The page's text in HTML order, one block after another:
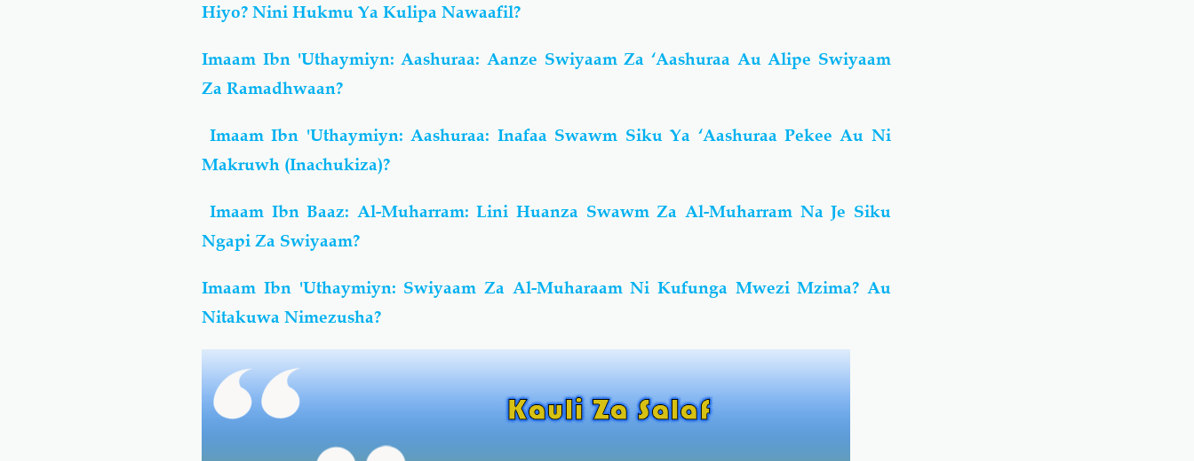
Hiyo? Nini Hukmu Ya Kulipa Nawaafil?
Imaam Ibn 'Uthaymiyn: Aashuraa: Aanze Swiyaam Za ‘Aashuraa Au Alipe Swiyaam
Za Ramadhwaan?
Imaam Ibn 'Uthaymiyn: Aashuraa: Inafaa Swawm Siku Ya ‘Aashuraa Pekee Au Ni
Makruwh (Inachukiza)?
Imaam Ibn Baaz: Al-Muharram: Lini Huanza Swawm Za Al-Muharram Na Je Siku
Ngapi Za Swiyaam?
Imaam Ibn 'Uthaymiyn: Swiyaam Za Al-Muharaam Ni Kufunga Mwezi Mzima? Au
Nitakuwa Nimezusha?